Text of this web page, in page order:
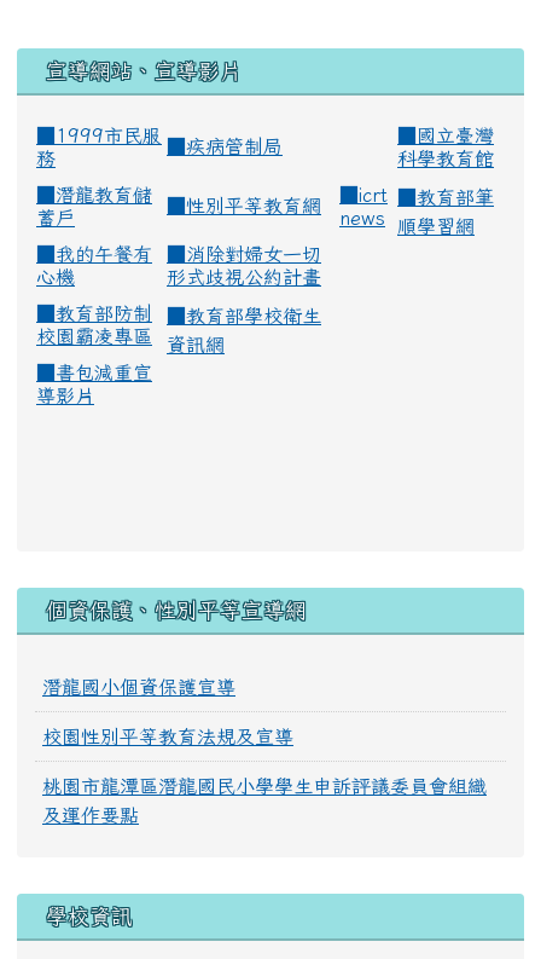
宣導網站、宣導影片
■1999市民服
務
疾病管制局
國立臺灣
科學教育館
潛龍教育儲
蓄戶
性別平等教育網
icrt
news
教育部筆
順學習網
我的午餐有
心機
消除對婦女一切
形式歧視公約計畫
教育部防制
校園霸凌專區
教育部學校衛生
資訊網
書包減重宣
導影片
個資保護、性別平等宣導網
潛龍國小個資保護宣導
校園性別平等教育法規及宣導
桃園市龍潭區潛龍國民小學學生申訴評議委員會組織
及運作要點
學校資訊